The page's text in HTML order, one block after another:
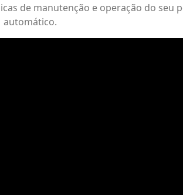
de manutenção e operação do seu
automático.